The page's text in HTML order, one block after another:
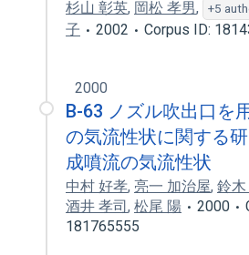
杉山 彰英, 岡松 孝男, +5
子
2002 Corpus ID:
2000
B-63 ノズル吹出口を
の気流性状に関する
成噴流の気流性状
中村 好孝, 亮一 加治屋, 鈴木
酒井 孝司, 松尾 陽 2000
181765555